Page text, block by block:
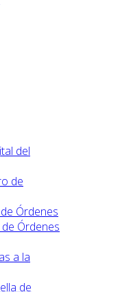
del
de
Órdenes
Órdenes
a la
de